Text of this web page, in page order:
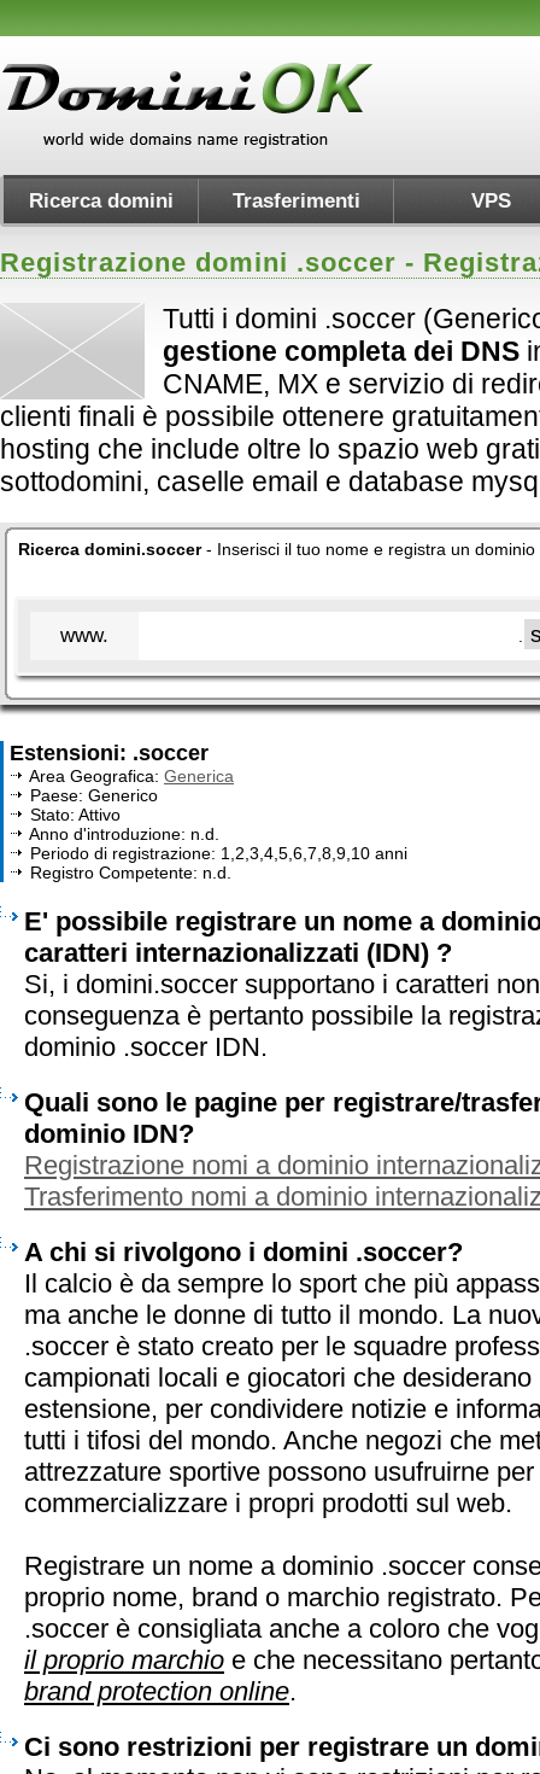
Ricerca domini Trasferimenti VPS
Registrazione domini .soccer -
Tutti i domini .soccer
gestione completa dei DNS
CNAME, MX e servizio di
clienti finali è possibile ottenere
hosting che include oltre lo spazio web
sottodomini, caselle email e database
Ricerca domini.soccer- Inserisci il tuo nome e registra un dominio
www.
Estensioni: .soccer
Area Geografica: Generica
Paese: Generico
Stato: Attivo
Anno d'introduzione: n.d.
Periodo di registrazione: 1,2,3,4,5,6,7,8,9,10 anni
Registro Competente: n.d.
E' possibile registrare un nome a
caratteri internazionalizzati (IDN) ?
Si, i domini.soccer supportano i caratteri
conseguenza è pertanto possibile la
dominio .soccer IDN.
Quali sono le pagine per registrare/
dominio IDN?
Registrazione nomi a dominio
Trasferimento nomi a dominio
A chi si rivolgono i domini .soccer?
Il calcio è da sempre lo sport che più
ma anche le donne di tutto il mondo. La
.soccer è stato creato per le squadre
campionati locali e giocatori che
estensione, per condividere notizie e
tutti i tifosi del mondo. Anche negozi che
attrezzature sportive possono usufruirne
commercializzare i propri prodotti sul web.
Registrare un nome a dominio .soccer
proprio nome, brand o marchio registrato.
.soccer è consigliata anche a coloro che
il proprio marchio e che necessitano
brand protection online.
Ci sono restrizioni per registrare un